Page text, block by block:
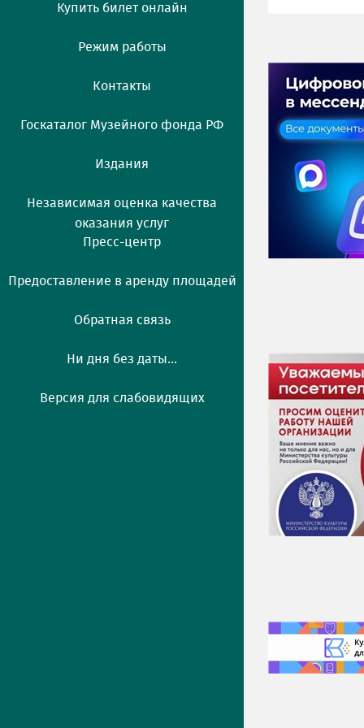
Купить билет онлайн
Режим работы
Контакты
Госкаталог Музейного фонда РФ
Издания
Независимая оценка качества
оказания услуг
Пресс-центр
Предоставление в аренду площадей
Обратная связь
Ни дня без даты...
Версия для слабовидящих